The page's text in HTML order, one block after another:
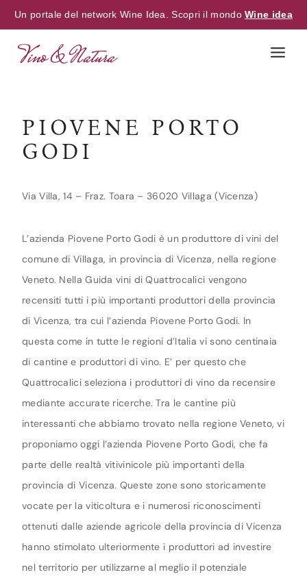
Un portale del network Wine Idea. Scopri il mondoWine idea
PIOVENE PORTO
GODI
Via Villa, 14 – Fraz. Toara – 36020 Villaga (Vicenza)
L’azienda Piovene Porto Godi è un produttore di vini del
comune di Villaga, in provincia di Vicenza, nella regione
Veneto. Nella Guida vini di Quattrocalici vengono
recensiti tutti i più importanti produttori della provincia
di Vicenza, tra cui l’azienda Piovene Porto Godi. In
questa come in tutte le regioni d’Italia vi sono centinaia
di cantine e produttori di vino. E’ per questo che
Quattrocalici seleziona i produttori di vino da recensire
mediante accurate ricerche. Tra le cantine più
interessanti che abbiamo trovato nella regione Veneto, vi
proponiamo oggi l’azienda Piovene Porto Godi, che fa
parte delle realtà vitivinicole più importanti della
provincia di Vicenza. Queste zone sono storicamente
vocate per la viticoltura e i numerosi riconoscimenti
ottenuti dalle aziende agricole della provincia di Vicenza
hanno stimolato ulteriormente i produttori ad investire
nel territorio per utilizzarne al meglio il potenziale